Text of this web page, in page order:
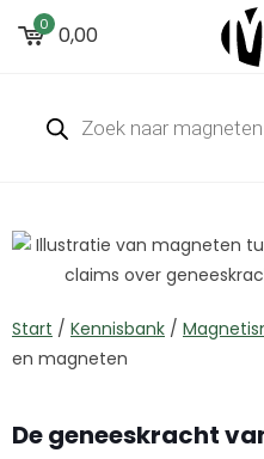
0 0,00
Start / Kennisbank /
en magneten
De geneeskracht